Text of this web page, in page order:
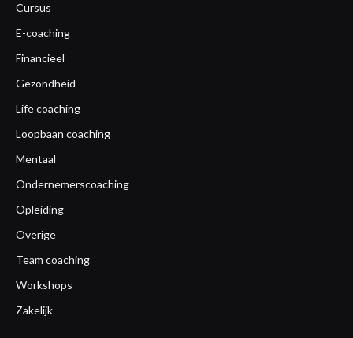
Cursus
E-coaching
Financieel
Gezondheid
Life coaching
Loopbaan coaching
Mentaal
Ondernemerscoaching
Opleiding
Overige
Team coaching
Workshops
Zakelijk